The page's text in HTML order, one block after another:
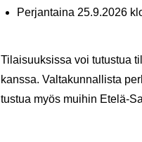
Per­jan­tai­na 25.9.2026
Ti­lai­suuk­sis­sa voi tu­tus­tua
kans­sa. Val­ta­kun­nal­lis­ta
tus­tua myös mui­hin Etelä-​